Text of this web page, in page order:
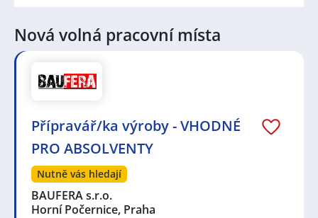
Nová volná pracovní místa
Přípravář/ka výroby - VHODNÉ
PRO ABSOLVENTY
Nutně vás hledají
BAUFERA s.r.o.
Horní Počernice, Praha